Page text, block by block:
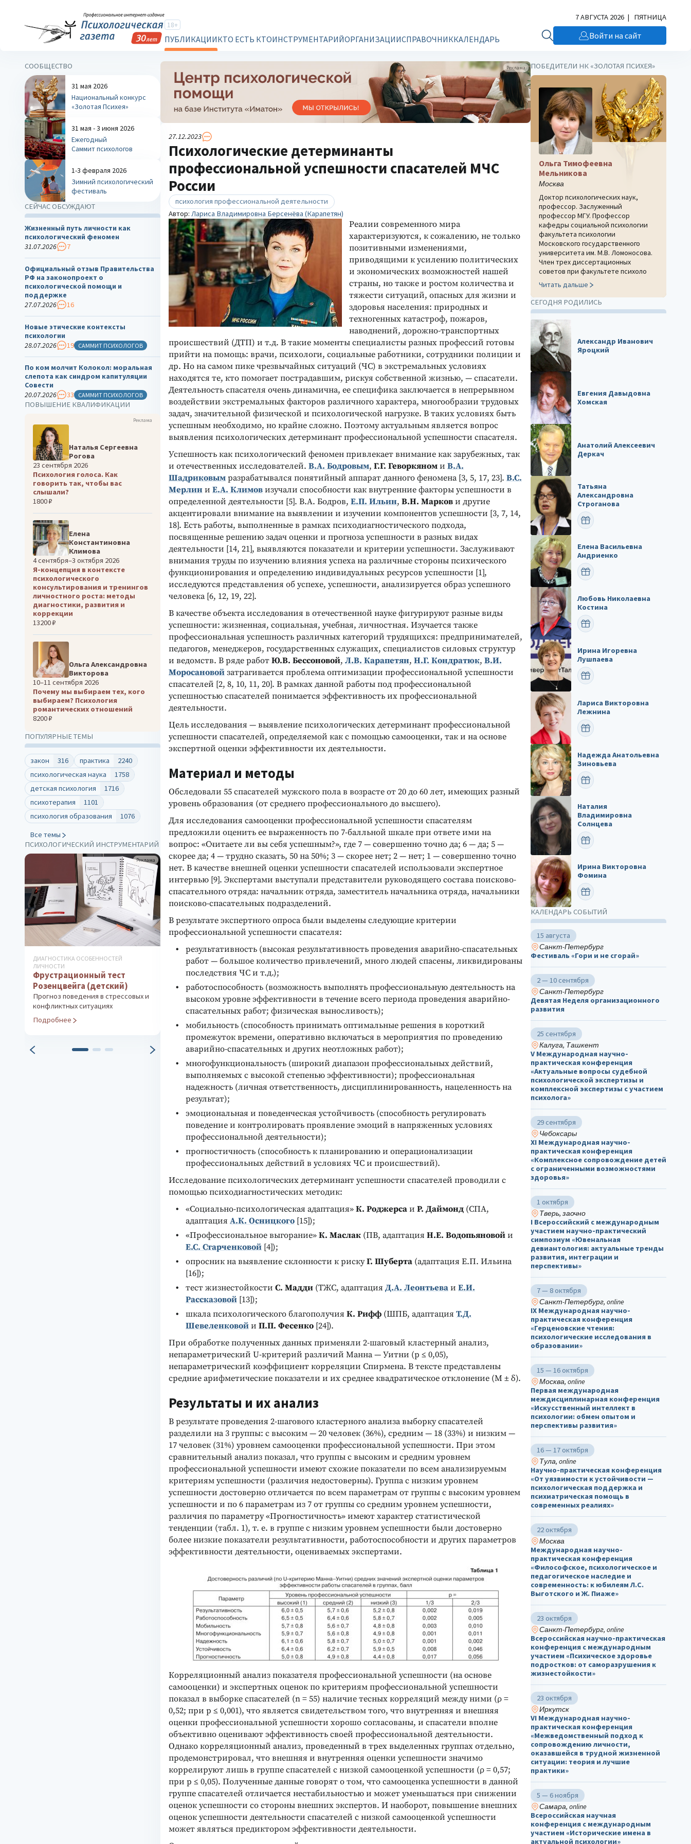
18+
ПУБЛИКАЦИИКТО ЕСТЬ КТОИНСТРУМЕНТАРИЙОРГАНИЗАЦИИСПРАВОЧНИККАЛЕНДАРЬ
7 АВГУСТА 2026 | ПЯТНИЦА
Войти на сайт
Реклама
27.12.2023
Психологические детерминанты
профессиональной успешности спасателей МЧС
России
психология профессиональной деятельности
Автор: Лариса Владимировна Берсенёва (Карапетян)
Реалии современного мира
характеризуются, к сожалению, не только
позитивными изменениями,
приводящими к усилению политических
и экономических возможностей нашей
страны, но также и ростом количества и
тяжести ситуаций, опасных для жизни и
здоровья населения: природных и
техногенных катастроф, пожаров,
наводнений, дорожно-транспортных
происшествий (ДТП) и т.д. В такие моменты специалисты разных профессий готовы
прийти на помощь: врачи, психологи, социальные работники, сотрудники полиции и
др. Но на самом пике чрезвычайных ситуаций (ЧС) в экстремальных условиях
находятся те, кто помогает пострадавшим, рискуя собственной жизнью, — спасатели.
Деятельность спасателя очень динамична, ее специфика заключается в непрерывном
воздействии экстремальных факторов различного характера, многообразии трудовых
задач, значительной физической и психологической нагрузке. В таких условиях быть
успешным необходимо, но крайне сложно. Поэтому актуальным является вопрос
выявления психологических детерминант профессиональной успешности спасателя.
Успешность как психологический феномен привлекает внимание как зарубежных, так
и отечественных исследователей. В.А. Бодровым, Г.Г. Геворкяноми В.А.
Шадриковымразрабатывался понятийный аппарат данного феномена [3, 5, 17, 23]. В.С.
Мерлини Е.А. Климовизучали способности как внутренние факторы успешности в
определенной деятельности [5]. В.А. Бодров, Е.П. Ильин, В.Н. Маркови другие
акцентировали внимание на выявлении и изучении компонентов успешности [3, 7, 14,
18]. Есть работы, выполненные в рамках психодиагностического подхода,
посвященные решению задач оценки и прогноза успешности в разных видах
деятельности [14, 21], выявляются показатели и критерии успешности. Заслуживают
внимания труды по изучению влияния успеха на различные стороны психического
функционирования и определению индивидуальных ресурсов успешности [1],
исследуются представления об успехе, успешности, анализируется образ успешного
человека [6, 12, 19, 22].
В качестве объекта исследования в отечественной науке фигурируют разные виды
успешности: жизненная, социальная, учебная, личностная. Изучается также
профессиональная успешность различных категорий трудящихся: предпринимателей,
педагогов, менеджеров, государственных служащих, специалистов силовых структур
и ведомств. В ряде работЮ.В. Бессоновой, Л.В. Карапетян, Н.Г. Кондратюк, В.И.
Моросановойзатрагивается проблема оптимизации профессиональной успешности
спасателей [2, 8, 10, 11, 20]. В рамках данной работы под профессиональной
успешностью спасателей понимается эффективность их профессиональной
деятельности.
Цель исследования — выявление психологических детерминант профессиональной
успешности спасателей, определяемой как с помощью самооценки, так и на основе
экспертной оценки эффективности их деятельности.
Материал и методы
Обследовали 55 спасателей мужского пола в возрасте от 20 до 60 лет, имеющих разный
уровень образования (от среднего профессионального до высшего).
Для исследования самооценки профессиональной успешности спасателям
предложили оценить ее выраженность по 7-балльной шкале при ответе ими на
вопрос: «Считаете ли вы себя успешным?», где 7 — совершенно точно да; 6 — да; 5 —
скорее да; 4 — трудно сказать, 50 на 50%; 3 — скорее нет; 2 — нет; 1 — совершенно точно
нет. В качестве внешней оценки успешности спасателей использовали экспертное
интервью [9]. Экспертами выступали представители руководящего состава поисково-
спасательного отряда: начальник отряда, заместитель начальника отряда, начальники
поисково-спасательных подразделений.
В результате экспертного опроса были выделены следующие критерии
профессиональной успешности спасателя:
результативность (высокая результативность проведения аварийно-спасательных
работ — большое количество привлечений, много людей спасены, ликвидированы
последствия ЧС и т.д.);
работоспособность (возможность выполнять профессиональную деятельность на
высоком уровне эффективности в течение всего периода проведения аварийно-
спасательных работ; физическая выносливость);
мобильность (способность принимать оптимальные решения в короткий
промежуток времени, оперативно включаться в мероприятия по проведению
аварийно-спасательных и других неотложных работ);
многофункциональность (широкий диапазон профессиональных действий,
выполняемых с высокой степенью эффективности); профессиональная
надежность (личная ответственность, дисциплинированность, нацеленность на
результат);
эмоциональная и поведенческая устойчивость (способность регулировать
поведение и контролировать проявление эмоций в напряженных условиях
профессиональной деятельности);
прогностичность (способность к планированию и операционализации
профессиональных действий в условиях ЧС и происшествий).
Исследование психологических детерминант успешности спасателей проводили с
помощью психодиагностических методик:
«Социально-психологическая адаптация»К. Роджерсаи Р. Даймонд (СПА,
адаптация А.К. Осницкого [15]);
«Профессиональное выгорание»К. Маслак (ПВ, адаптация Н.Е. Водопьяновойи
Е.С. Старченковой [4]);
опросник на выявление склонности к рискуГ. Шуберта (адаптация Е.П. Ильина
[16]);
тест жизнестойкости С. Мадди (ТЖС, адаптация Д.А. Леонтьеваи Е.И.
Рассказовой [13]);
шкала психологического благополучия К. Рифф (ШПБ, адаптация Т.Д.
Шевеленковойи П.П. Фесенко [24]).
При обработке полученных данных применяли 2-шаговый кластерный анализ,
непараметрический U-критерий различий Манна — Уитни (р ≤ 0,05),
непараметрический коэффициент корреляции Спирмена. В тексте представлены
средние арифметические показатели и их среднее квадратическое отклонение (M ± δ).
Результаты и их анализ
В результате проведения 2-шагового кластерного анализа выборку спасателей
разделили на 3 группы: с высоким — 20 человек (36%), средним — 18 (33%) и низким —
17 человек (31%) уровнем самооценки профессиональной успешности. При этом
сравнительный анализ показал, что группы с высоким и средним уровнем
профессиональной успешности имеют схожие показатели по всем анализируемым
критериям успешности (различия недостоверны). Группа с низким уровнем
успешности достоверно отличается по всем параметрам от группы с высоким уровнем
успешности и по 6 параметрам из 7 от группы со средним уровнем успешности,
различия по параметру «Прогностичность» имеют характер статистической
тенденции (табл. 1), т. е. в группе с низким уровнем успешности были достоверно
более низкие показатели результативности, работоспособности и других параметров
эффективности деятельности, оцениваемых экспертами.
Корреляционный анализ показателя профессиональной успешности (на основе
самооценки) и экспертных оценок по критериям профессиональной успешности
показал в выборке спасателей (n = 55) наличие тесных корреляций между ними (ρ =
0,52; при p ≤ 0,001), что является свидетельством того, что внутренняя и внешняя
оценки профессиональной успешности хорошо согласованы, и спасатели вполне
объективно оценивают эффективность своей профессиональной деятельности.
Однако корреляционный анализ, проведенный в трех выделенных группах отдельно,
продемонстрировал, что внешняя и внутренняя оценки успешности значимо
коррелируют лишь в группе спасателей с низкой самооценкой успешности (ρ = 0,57;
при p ≤ 0,05). Полученные данные говорят о том, что самооценка успешности в данной
группе спасателей отличается нестабильностью и может уменьшаться при снижении
оценок успешности со стороны внешних экспертов. И наоборот, повышение внешних
оценок успешности деятельности спасателей с низкой самооценкой успешности
может являться предиктором эффективности деятельности.
СООБЩЕСТВО
31 мая 2026
Национальный конкурс
«Золотая Психея»
31 мая - 3 июня 2026
Ежегодный
Саммит психологов
1-3 февраля 2026
Зимний психологический
фестиваль
СЕЙЧАС ОБСУЖДАЮТ
Жизненный путь личности как
психологический феномен
31.07.2026
7
Официальный отзыв Правительства
РФ на законопроект о
психологической помощи и
поддержке
27.07.2026
16
Новые этические контексты
психологии
28.07.2026
19 САММИТ ПСИХОЛОГОВ
По ком молчит Колокол: моральная
слепота как синдром капитуляции
Совести
20.07.2026
33 САММИТ ПСИХОЛОГОВ
ПОВЫШЕНИЕ КВАЛИФИКАЦИИ
Реклама
Наталья Сергеевна
Рогова
23 сентября 2026
Психология голоса. Как
говорить так, чтобы вас
слышали?
1800 ₽
Елена
Константиновна
Климова
4 сентября–3 октября 2026
Я-концепция в контексте
психологического
консультирования и тренингов
личностного роста: методы
диагностики, развития и
коррекции
13200 ₽
Ольга Александровна
Викторова
10–11 сентября 2026
Почему мы выбираем тех, кого
выбираем? Психология
романтических отношений
8200 ₽
ПОПУЛЯРНЫЕ ТЕМЫ
закон 316 практика
2240
психологическая наука
1758
детская психология
1716
психотерапия
1101
психология образования
1076
Все темы
ПСИХОЛОГИЧЕСКИЙ ИНСТРУМЕНТАРИЙ
Реклама
ДИАГНОСТИКА ОСОБЕННОСТЕЙ
ЛИЧНОСТИ
Фрустрационный тест
Розенцвейга (детский)
Прогноз поведения в стрессовых и
конфликтных ситуациях
Подробнее
Реклама
ДИАГНОСТИКА МОТИВАЦИИ
Мониторинг трудовых
мотивов
Диагностика и управление
мотивацией персонала в
организации
Подробнее
Реклама
РАЗВИТИЕ ТВОРЧЕСКИХ СПОСОБНОСТЕЙ
Курс развития творческого
лет
Программа развивающих занятий
Подробнее
ПОБЕДИТЕЛИ НК «ЗОЛОТАЯ ПСИХЕЯ»
Ольга Тимофеевна
Мельникова
Москва
Доктор психологических наук,
профессор. Заслуженный
профессор МГУ. Профессор
кафедры социальной психологии
факультета психологии
Московского государственного
университета им. М.В. Ломоносова.
Член трех диссертационных
советов при факультете психоло
Читать дальше
СЕГОДНЯ РОДИЛИСЬ
Александр Иванович
Яроцкий
Евгения Давыдовна
Хомская
Анатолий Алексеевич
Деркач
Татьяна
Александровна
Строганова
ПОЗДРАВИТЬ
Елена Васильевна
Андриенко
ПОЗДРАВИТЬ
Любовь Николаевна
Костина
ПОЗДРАВИТЬ
Ирина Игоревна
Лушпаева
ПОЗДРАВИТЬ
Лариса Викторовна
Лежнина
ПОЗДРАВИТЬ
Надежда Анатольевна
Зиновьева
ПОЗДРАВИТЬ
Наталия
Владимировна
Солнцева
ПОЗДРАВИТЬ
Ирина Викторовна
Фомина
ПОЗДРАВИТЬ
КАЛЕНДАРЬ СОБЫТИЙ
15 августа
Санкт-Петербург
Фестиваль «Гори и не сгорай»
2 — 10 сентября
Санкт-Петербург
Девятая Неделя организационного
развития
25 сентября
Калуга, Ташкент
V Международная научно-
практическая конференция
«Актуальные вопросы судебной
психологической экспертизы и
комплексной экспертизы с участием
психолога»
29 сентября
Чебоксары
ХΙ Международная научно-
практическая конференция
«Комплексное сопровождение детей
с ограниченными возможностями
здоровья»
1 октября
Тверь, заочно
I Всероссийский с международным
участием научно-практический
симпозиум «Ювенальная
девиантология: актуальные тренды
развития, интеграции и
перспективы»
7 — 8 октября
Санкт-Петербург, online
IX Международная научно-
практическая конференция
«Герценовские чтения:
психологические исследования в
образовании»
15 — 16 октября
Москва, online
Первая международная
междисциплинарная конференция
«Искусственный интеллект в
психологии: обмен опытом и
перспективы развития»
16 — 17 октября
Тула, online
Научно-практическая конференция
«От уязвимости к устойчивости —
психологическая поддержка и
психиатрическая помощь в
современных реалиях»
22 октября
Москва
Международная научно-
практическая конференция
«Философское, психологическое и
педагогическое наследие и
современность: к юбилеям Л.С.
Выготского и Ж. Пиаже»
23 октября
Санкт-Петербург, online
Всероссийская научно-практическая
конференция с международным
участием «Психическое здоровье
подростков: от саморазрушения к
жизнестойкости»
23 октября
Иркутск
VI Международная научно-
практическая конференция
«Межведомственный подход к
сопровождению личности,
оказавшейся в трудной жизненной
ситуации: теория и лучшие
практики»
5 — 6 ноября
Самара, online
Всероссийская научная
конференция с международным
участием «Исторические имена в
актуальной психологии»